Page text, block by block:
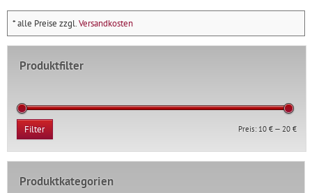
* alle Preise zzgl.Versandkosten
Produktfilter
Min.
Max.
Filter Preis: 10 € — 20 €
Produktkategorien